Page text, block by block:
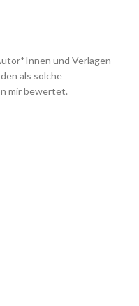
und Verlagen
als solche
mir bewertet.